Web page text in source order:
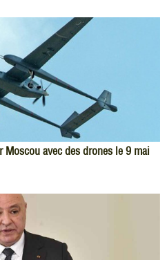
Moscou avec des drones le 9 mai